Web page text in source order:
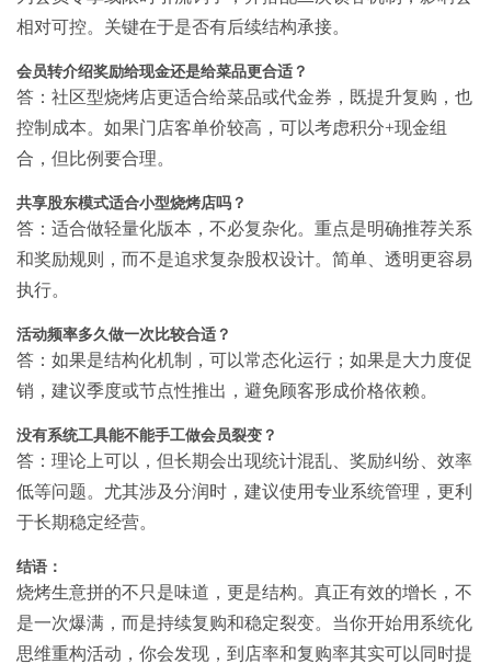
相对可控。关键在于是否有后续结构承接。
会员转介绍奖励给现金还是给菜品更合适？
答：社区型烧烤店更适合给菜品或代金券，既提升复购，也
控制成本。如果门店客单价较高，可以考虑积分+现金组
合，但比例要合理。
共享股东模式适合小型烧烤店吗？
答：适合做轻量化版本，不必复杂化。重点是明确推荐关系
和奖励规则，而不是追求复杂股权设计。简单、透明更容易
执行。
活动频率多久做一次比较合适？
答：如果是结构化机制，可以常态化运行；如果是大力度促
销，建议季度或节点性推出，避免顾客形成价格依赖。
没有系统工具能不能手工做会员裂变？
答：理论上可以，但长期会出现统计混乱、奖励纠纷、效率
低等问题。尤其涉及分润时，建议使用专业系统管理，更利
于长期稳定经营。
结语：
烧烤生意拼的不只是味道，更是结构。真正有效的增长，不
是一次爆满，而是持续复购和稳定裂变。当你开始用系统化
思维重构活动，你会发现，到店率和复购率其实可以同时提